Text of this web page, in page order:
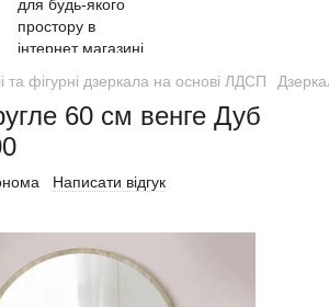
та фігурні дзеркала на основі ЛДСП
60 см венге Дуб
Написати відгук